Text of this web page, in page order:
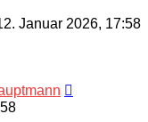
Januar 2026, 17:58